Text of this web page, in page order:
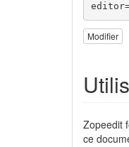
Modifier
Zopeedit
ce